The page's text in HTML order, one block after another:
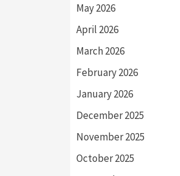
May 2026
April 2026
March 2026
February 2026
January 2026
December 2025
November 2025
October 2025